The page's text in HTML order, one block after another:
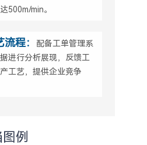
500m/min。
程：
配备工单管理系
进行分析展现，反馈工
工艺，提供企业竞争
例